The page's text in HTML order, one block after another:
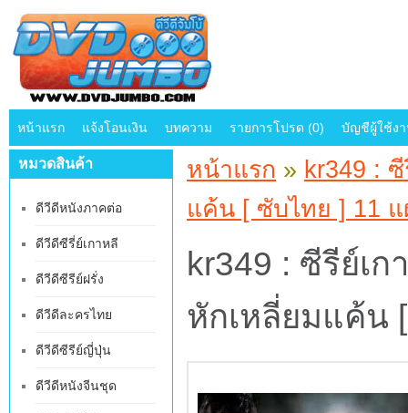
หน้าแรก แจ้งโอนเงิน บทความ รายการโปรด (0) บัญชีผู้ใช้ง
หมวดสินค้า
ดีวีดีหนังภาคต่อ
ดีวีดีซีรี่ย์เกาหลี
ดีวีดีซีรีย์ฝรั่ง
ดีวีดีละครไทย
ดีวีดีซีรีย์ญี่ปุ่น
ดีวีดีหนังจีนชุด
หน้าแรก » kr349 :
แค้น [ ซับไทย ] 11
kr349 : ซีรีย์เ
หักเหลี่ยมแค้น